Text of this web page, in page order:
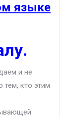
языке
и не
кто этим